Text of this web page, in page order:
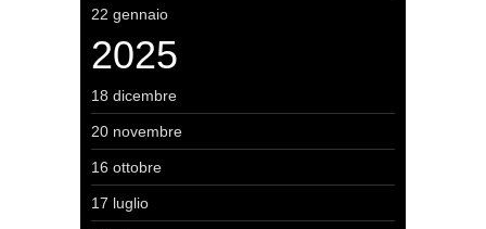
22 gennaio
2025
18 dicembre
20 novembre
16 ottobre
17 luglio